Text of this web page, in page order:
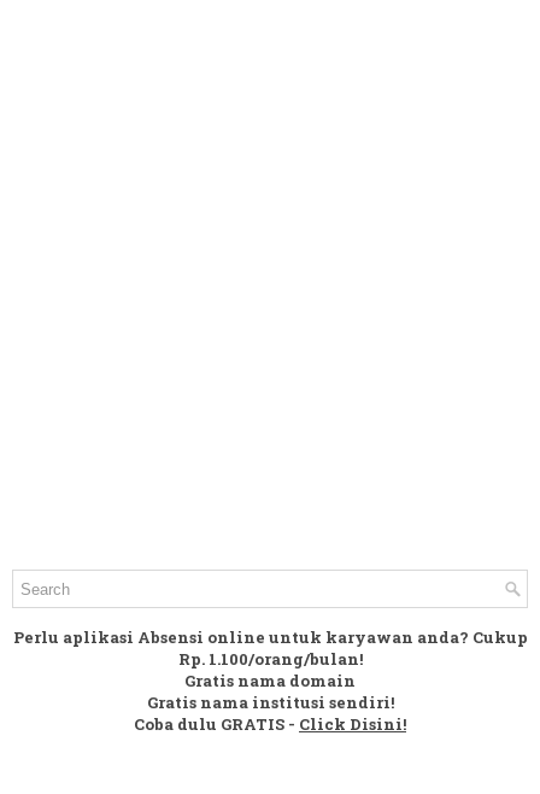
Perlu aplikasi Absensi online untuk karyawan anda? Cukup
Rp. 1.100/orang/bulan!
Gratis nama domain
Gratis nama institusi sendiri!
Coba dulu GRATIS - Click Disini!